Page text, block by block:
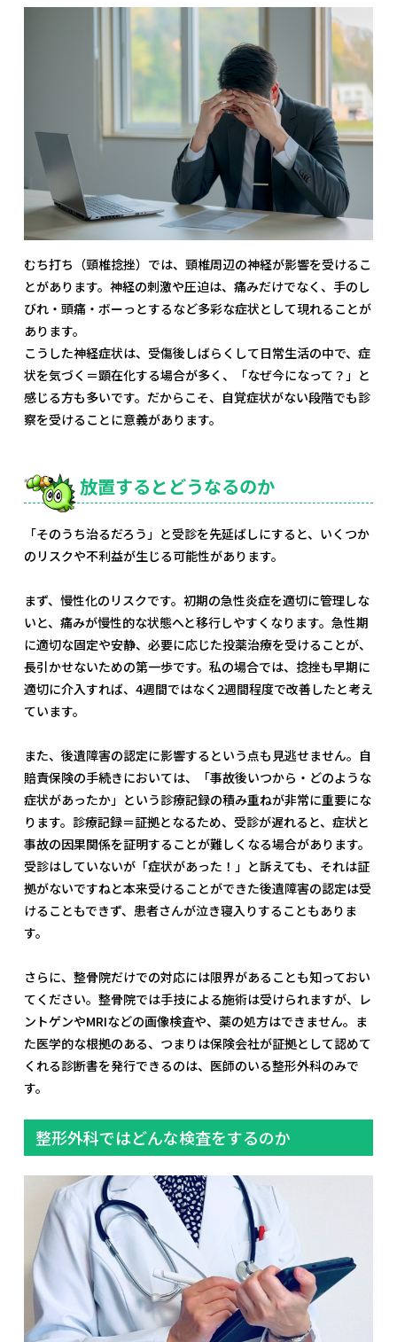
むち打ち（頸椎捻挫）では、頸椎周辺の神経が影響を受けるこ
とがあります。神経の刺激や圧迫は、痛みだけでなく、手のし
びれ・頭痛・ボーっとするなど多彩な症状として現れることが
あります。
こうした神経症状は、受傷後しばらくして日常生活の中で、症
状を気づく＝顕在化する場合が多く、「なぜ今になって？」と
感じる方も多いです。だからこそ、自覚症状がない段階でも診
察を受けることに意義があります。
放置するとどうなるのか
「そのうち治るだろう」と受診を先延ばしにすると、いくつか
のリスクや不利益が生じる可能性があります。
まず、慢性化のリスクです。初期の急性炎症を適切に管理しな
いと、痛みが慢性的な状態へと移行しやすくなります。急性期
に適切な固定や安静、必要に応じた投薬治療を受けることが、
長引かせないための第一歩です。私の場合では、捻挫も早期に
適切に介入すれば、4週間ではなく2週間程度で改善したと考え
ています。
また、後遺障害の認定に影響するという点も見逃せません。自
賠責保険の手続きにおいては、「事故後いつから・どのような
症状があったか」という診療記録の積み重ねが非常に重要にな
ります。診療記録＝証拠となるため、受診が遅れると、症状と
事故の因果関係を証明することが難しくなる場合があります。
受診はしていないが「症状があった！」と訴えても、それは証
拠がないですねと本来受けることができた後遺障害の認定は受
けることもできず、患者さんが泣き寝入りすることもありま
す。
さらに、整骨院だけでの対応には限界があることも知っておい
てください。整骨院では手技による施術は受けられますが、レ
ントゲンやMRIなどの画像検査や、薬の処方はできません。ま
た医学的な根拠のある、つまりは保険会社が証拠として認めて
くれる診断書を発行できるのは、医師のいる整形外科のみで
す。
整形外科ではどんな検査をするのか